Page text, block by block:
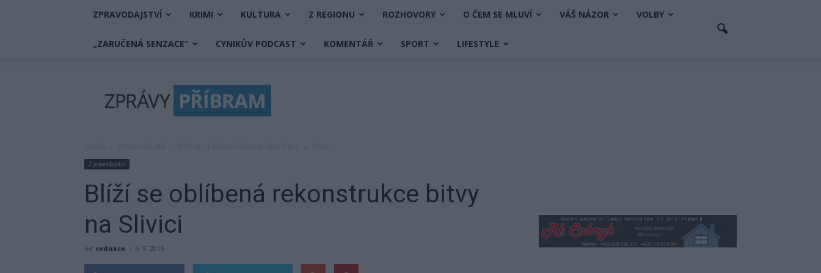
ZPRAVODAJSTVÍ KRIMI KULTURA Z REGIONU ROZHOVORY O ČEM SE MLUVÍ VÁŠ NÁZOR VOLBY
„ZARUČENÁ SENZACE“ CYNIKŮV PODCAST KOMENTÁŘ SPORT LIFESTYLE
Příbram
Zpravodajství
Blíží se oblíbená rekonstrukce bitvy
na Slivici
od redakce - 6. 5. 2019